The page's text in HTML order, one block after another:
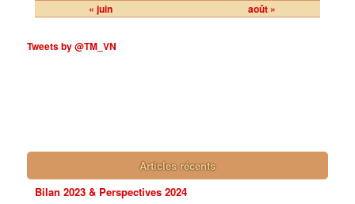
« juin août »
Tweets by @TM_VN
Articles récents
Bilan 2023 & Perspectives 2024